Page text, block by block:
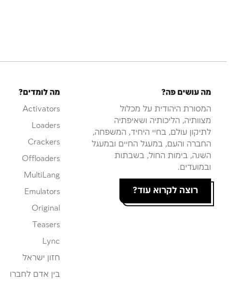
מה לומדים?
Activators
Loaders
Crackers
Offloaders
MultiLang
Emulators
Original
Teasers
Lync
חזון ישראל
בין אדם לחברו
מה עושים פה?
המסורת היהודית על מכלול
מצוותיה, הליכותיה ושאיפתיה
לתיקון עולם, בחיי היחיד, המשפחה,
החברה והעם, במעגל החיים ובמעגל
השנה, בימות החול, בשבתות
ובמועדים.
רוצה לקרוא עוד?